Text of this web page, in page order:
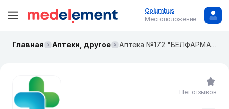
Columbus
Местоположение
Главная Аптеки, другое Аптека №172 "БЕЛФАРМАЦИЯ"
Нет отзывов